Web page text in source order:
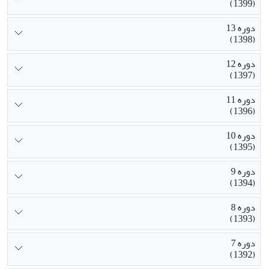
دوره 13
(1398)
دوره 12
(1397)
دوره 11
(1396)
دوره 10
(1395)
دوره 9
(1394)
دوره 8
(1393)
دوره 7
(1392)